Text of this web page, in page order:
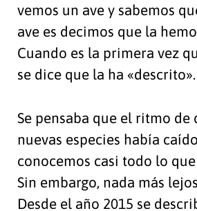
vemos un ave y sabemos
ave es decimos que la
Cuando es la primera vez
se dice que la ha «descrito».
Se pensaba que el ritmo de
nuevas especies había
conocemos casi todo lo
Sin embargo, nada más
Desde el año 2015 se